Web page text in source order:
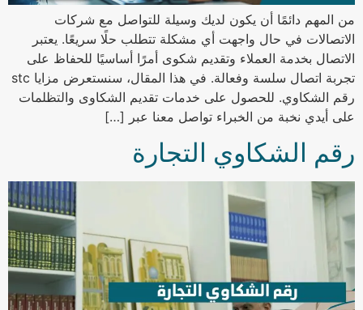
من المهم دائمًا أن يكون لديك وسيلة للتواصل مع شركات
الاتصالات في حال واجهت أي مشكلة تتطلب حلًا سريعًا. يعتبر
الاتصال بخدمة العملاء وتقديم شكوى أمرًا أساسيًا للحفاظ على
تجربة اتصال سلسة وفعالة. في هذا المقال، سنستعرض مزايا stc
رقم الشكاوي. للحصول على خدمات تقديم الشكاوى والتظلمات
على أيدي نخبة من الخبراء تواصل معنا عبر […]
رقم الشكاوي التجارة